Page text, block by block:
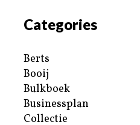
Categories
Berts
Booij
Bulkboek
Businessplan
Collectie